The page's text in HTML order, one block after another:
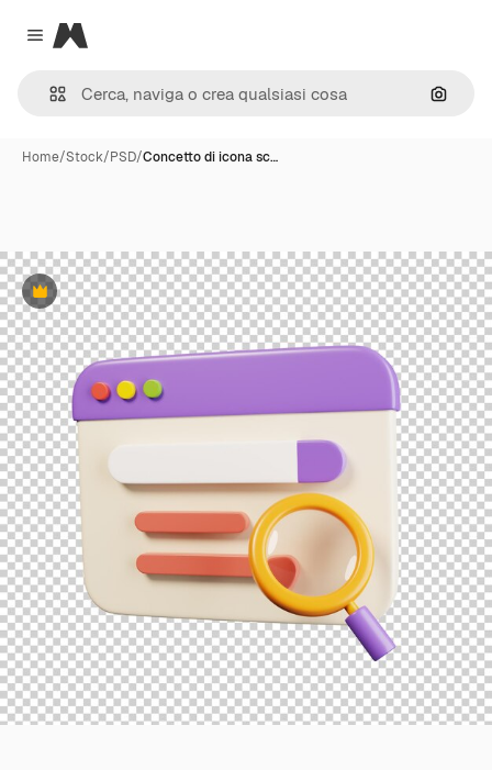
Close menu
Magnific
Cerca
Home/Stock/PSD/Concetto di icona sc…
Premium